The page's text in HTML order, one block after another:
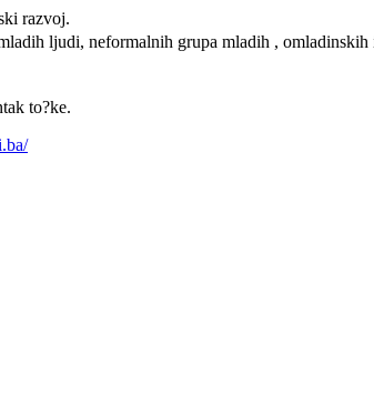
razvoj.
ljudi, neformalnih grupa mladih ,
to?ke.